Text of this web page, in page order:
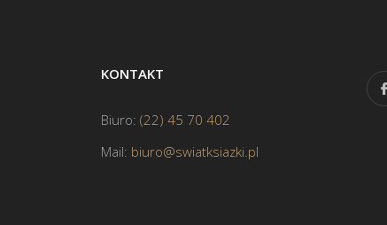
KONTAKT
Biuro: (22) 45 70 402
Mail: biuro@swiatksiazki.pl